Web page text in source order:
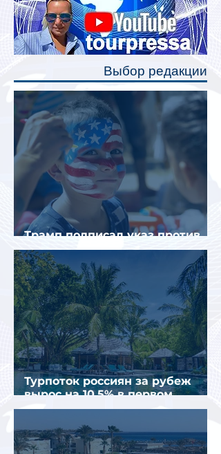
станут индивидуальные шторки у
каждого спального места. Они
позволят пассажирам закрыть свою
полку во время сна или отдыха,
Выбор редакции
Трамп подписал указ против
«родильного туризма» в США
Турпоток россиян за рубеж
вырос на 10,5% в первом
полугодии 2026 года